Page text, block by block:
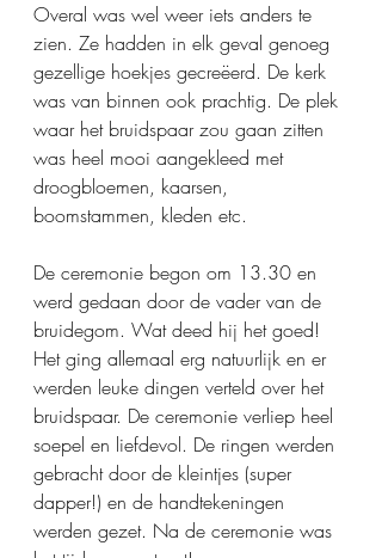
Overal was wel weer iets anders te
zien. Ze hadden in elk geval genoeg
gezellige hoekjes gecreëerd. De kerk
was van binnen ook prachtig. De plek
waar het bruidspaar zou gaan zitten
was heel mooi aangekleed met
droogbloemen, kaarsen,
boomstammen, kleden etc.
De ceremonie begon om 13.30 en
werd gedaan door de vader van de
bruidegom. Wat deed hij het goed!
Het ging allemaal erg natuurlijk en er
werden leuke dingen verteld over het
bruidspaar. De ceremonie verliep heel
soepel en liefdevol. De ringen werden
gebracht door de kleintjes (super
dapper!) en de handtekeningen
werden gezet. Na de ceremonie was